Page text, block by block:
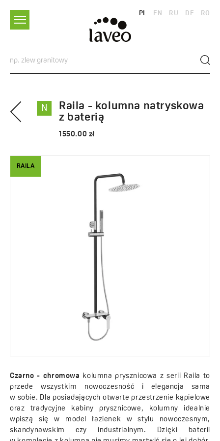
PL EN RU DE RO
N
Raila - kolumna natryskowa
z baterią
1550.00 zł
RAILA
Czarno - chromowa kolumna prysznicowa z serii Raila to
przede wszystkim nowoczesność i elegancja sama
w sobie. Dla posiadających otwarte przestrzenie kąpielowe
oraz tradycyjne kabiny prysznicowe, kolumny idealnie
wpiszą się w model łazienek w stylu nowoczesnym,
skandynawskim czy industrialnym. Dzięki baterii